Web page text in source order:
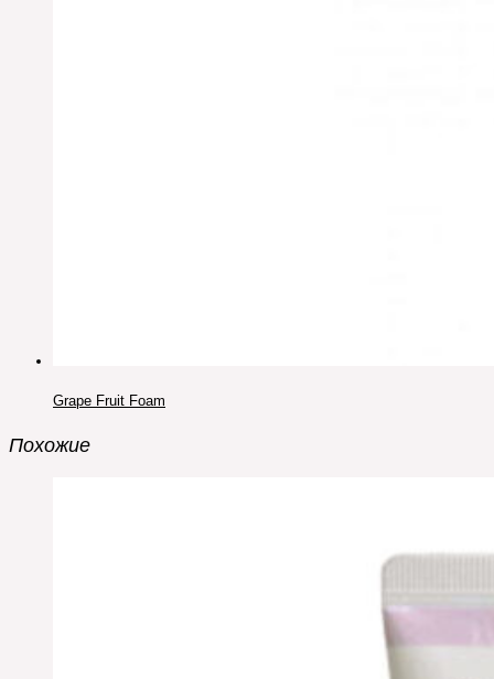
Grape Fruit Foam
Похожие